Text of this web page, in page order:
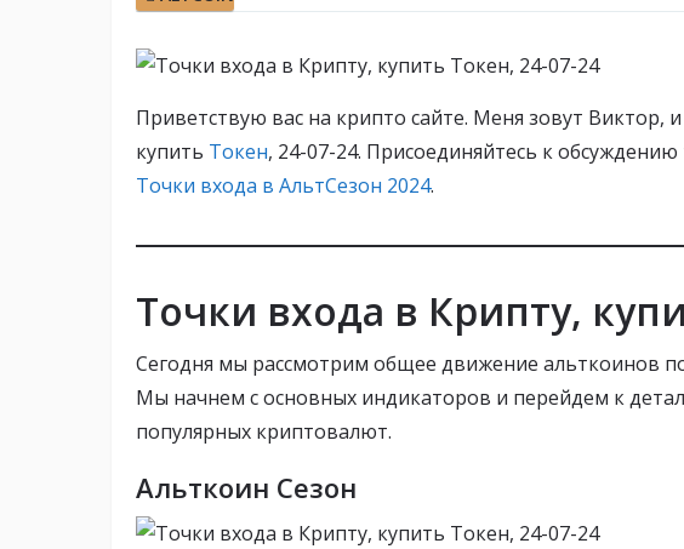
Приветствую вас на крипто сайте. Меня зовут Виктор,
купить Токен, 24-07-24. Присоединяйтесь к
Точки входа в АльтСезон 2024.
Точки входа в Крипту,
Сегодня мы рассмотрим общее движение альткоинов
Мы начнем с основных индикаторов и перейдем к
популярных криптовалют.
Альткоин Сезон